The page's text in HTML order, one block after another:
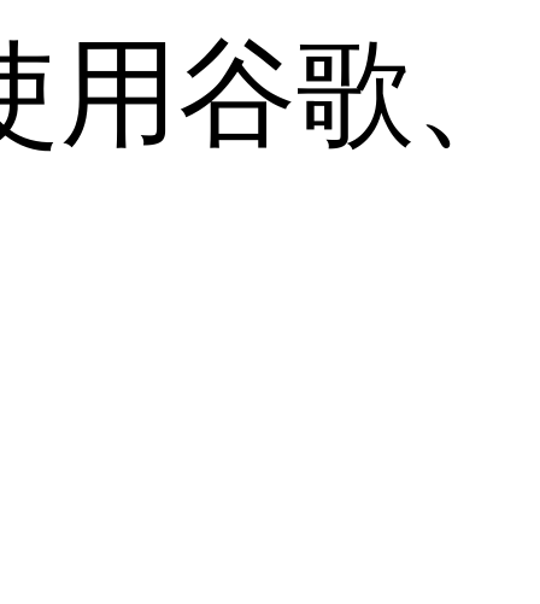
用谷歌